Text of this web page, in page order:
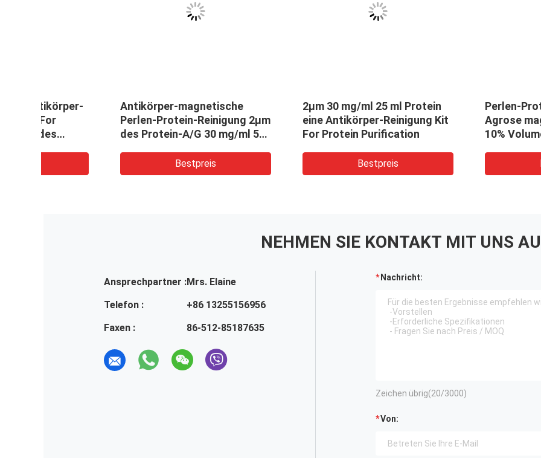
Perlen-Protein-Reinigung 30
Agrose magnetisches μm
10% Volumen-Verhältnis 100
Magnetische Perlen Agrose-
Protein G für Protein-
Reinigung 30 μm 500 ml
150 μm magnetisches
Volumen-Verhältnis der
Perlen-Protein-
NEHMEN SIE KONTAKT MIT UNS
Ansprechpartner :Mrs. Elaine
Telefon :
+86 13255156956
Faxen :
86-512-85187635
Nachricht:
Zeichen übrig(20/3000)
Von: